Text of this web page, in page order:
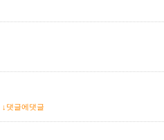
↓댓글에댓글